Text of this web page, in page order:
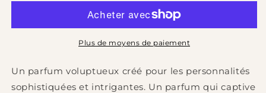
Essence
70
Mixte
Essence
-
70
Plus de moyens de paiement
Un parfum voluptueux créé pour les personnalités
sophistiquées et intrigantes. Un parfum qui captive